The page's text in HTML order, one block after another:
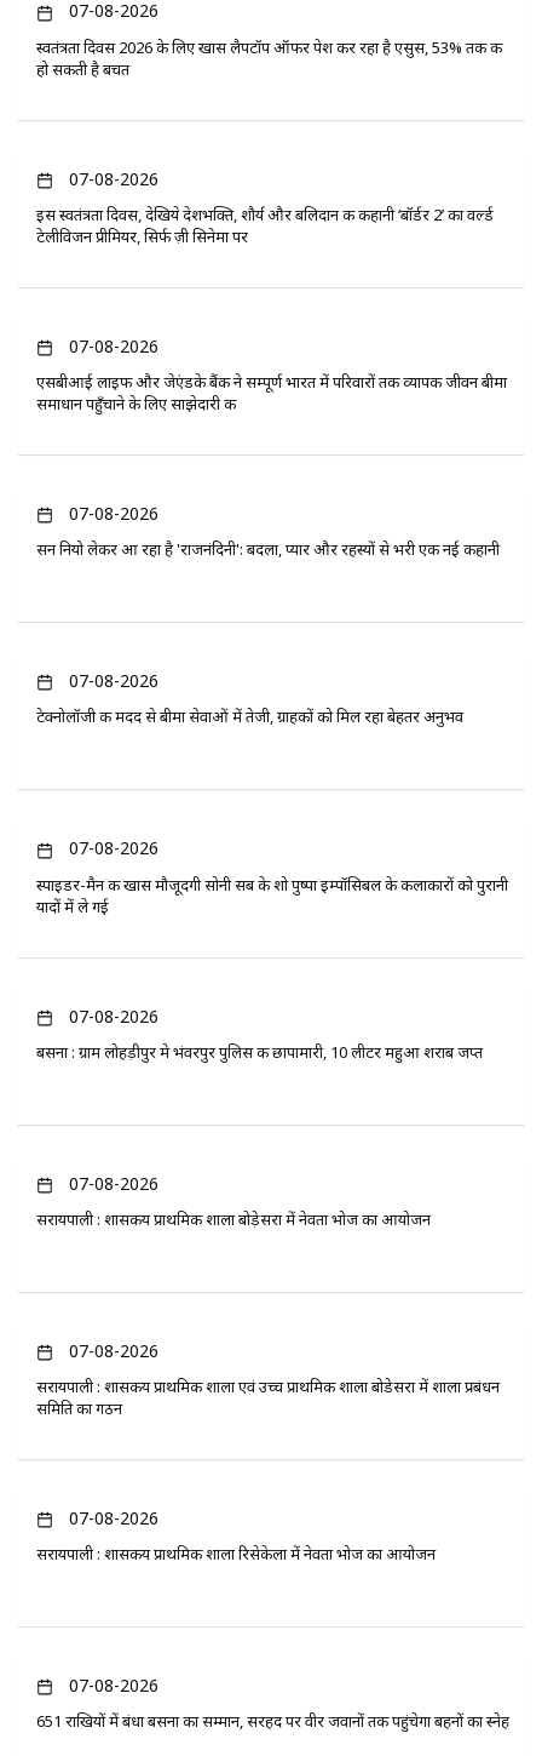
07-08-2026
स्वतंत्रता दिवस 2026 के लिए खास लैपटॉप ऑफर पेश कर रहा है एसुस, 53% तक की
हो सकती है बचत
07-08-2026
इस स्वतंत्रता दिवस, देखिये देशभक्ति, शौर्य और बलिदान की कहानी ‘बॉर्डर 2’ का वर्ल्ड
टेलीविजन प्रीमियर, सिर्फ ज़ी सिनेमा पर
07-08-2026
एसबीआई लाइफ और जेएंडके बैंक ने सम्पूर्ण भारत में परिवारों तक व्यापक जीवन बीमा
समाधान पहुँचाने के लिए साझेदारी की
07-08-2026
सन नियो लेकर आ रहा है 'राजनंदिनी': बदला, प्यार और रहस्यों से भरी एक नई कहानी
07-08-2026
टेक्नोलॉजी की मदद से बीमा सेवाओं में तेजी, ग्राहकों को मिल रहा बेहतर अनुभव
07-08-2026
स्पाइडर-मैन की खास मौजूदगी सोनी सब के शो पुष्पा इम्पॉसिबल के कलाकारों को पुरानी
यादों में ले गई
07-08-2026
बसना : ग्राम लोहड़ीपुर मे भंवरपुर पुलिस की छापामारी, 10 लीटर महुआ शराब जप्त
07-08-2026
सरायपाली : शासकीय प्राथमिक शाला बोड़ेसरा में नेवता भोज का आयोजन
07-08-2026
सरायपाली : शासकीय प्राथमिक शाला एवं उच्च प्राथमिक शाला बोडेसरा में शाला प्रबंधन
समिति का गठन
07-08-2026
सरायपाली : शासकीय प्राथमिक शाला रिसेकेला में नेवता भोज का आयोजन
07-08-2026
651 राखियों में बंधा बसना का सम्मान, सरहद पर वीर जवानों तक पहुंचेगा बहनों का स्नेह